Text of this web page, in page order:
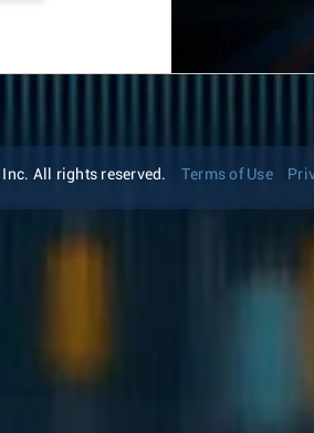
All rights reserved. Terms of Use